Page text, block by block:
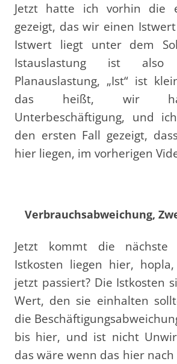
Jetzt hatte ich vorhin die
gezeigt, das wir einen
Istwert liegt unter dem
Istauslastung ist
Planauslastung, „Ist“ ist
das heißt, wir
Unterbeschäftigung, und
den ersten Fall gezeigt,
hier liegen, im vorherigen
Verbrauchsabweichung,
Jetzt kommt die nächste
Istkosten liegen hier,
jetzt passiert? Die Istkosten
Wert, den sie einhalten
die
bis hier, und ist nicht
das wäre wenn das hier